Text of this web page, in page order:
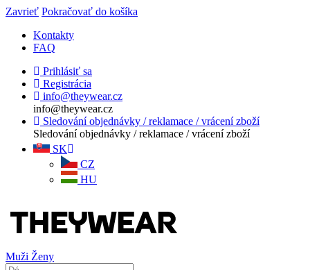
Zavrieť Pokračovať do košíka
Kontakty
FAQ
Prihlásiť sa
Registrácia
info@theywear.cz
info@theywear.cz
Sledování objednávky / reklamace / vrácení zboží
Sledování objednávky / reklamace / vrácení zboží
SK
CZ
HU
Muži Ženy